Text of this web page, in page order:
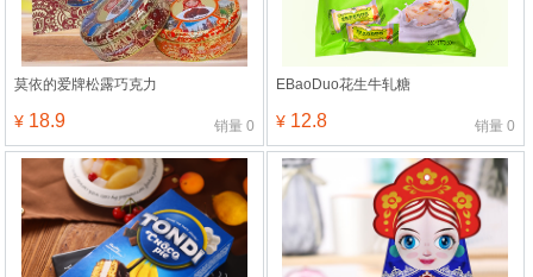
莫依的爱牌松露巧克力
¥ 18.9 销量 0
EBaoDuo花生牛轧糖
¥12.8 销量 0